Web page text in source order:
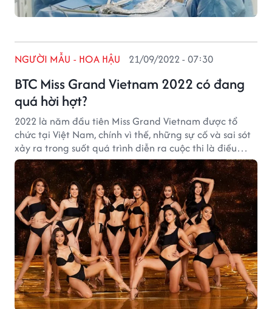
BTC Miss Grand Vietnam 2022 có đang
quá hời hợt?
NGƯỜI MẪU - HOA HẬU 21/09/2022 - 07:30
2022 là năm đầu tiên Miss Grand Vietnam được tổ
chức tại Việt Nam, chính vì thế, những sự cố và sai sót
xảy ra trong suốt quá trình diễn ra cuộc thi là điều
không thể tránh khỏi. Tuy nhiên, những vấn đề kỹ thuật
xuất hiện liên tục trong vòng thi Trang phục Áo tắm
(Swimsuit Competition) vào chiều 19/9 đã khiến cho
cuộc thi trở nên vô cùng thiếu chuyên nghiệp và mất
nhiệt.